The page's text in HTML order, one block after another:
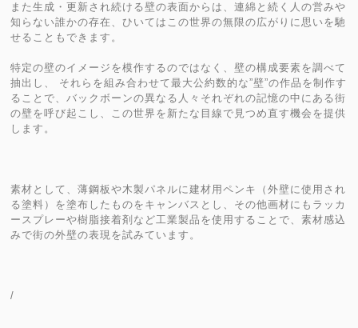
また生成・更新され続ける壁の表面からは、連綿と続く人の営みや
知らない誰かの存在、ひいてはこの世界の無限の広がりに思いを馳
せることもできます。
特定の壁のイメージを模作するのではなく、壁の構成要素を調べて
抽出し、 それらを組み合わせて最大公約数的な”壁”の作品を制作す
ることで、バックボーンの異なる人々それぞれの記憶の中にある街
の壁を呼び起こし、この世界を新たな目線で見つめ直す機会を提供
します。
素材として、薄鋼板や木製パネルに建材用ペンキ（外壁に使用され
る塗料）を塗布したものをキャンバスとし、その他画材にもラッカ
ースプレーや樹脂接着剤など工業製品を使用することで、素材感込
みで街の外壁の表現を試みています。
/